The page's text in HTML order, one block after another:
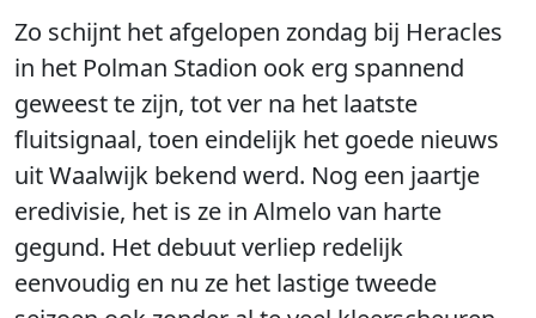
Zo schijnt het afgelopen zondag bij Heracles
in het Polman Stadion ook erg spannend
geweest te zijn, tot ver na het laatste
fluitsignaal, toen eindelijk het goede nieuws
uit Waalwijk bekend werd. Nog een jaartje
eredivisie, het is ze in Almelo van harte
gegund. Het debuut verliep redelijk
eenvoudig en nu ze het lastige tweede